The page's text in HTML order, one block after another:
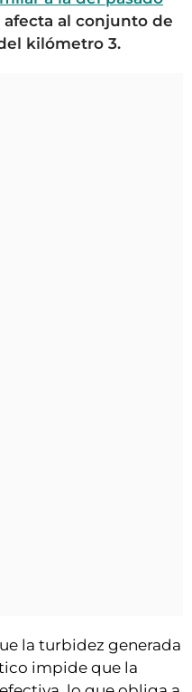
afecta al conjunto de
kilómetro 3.
la turbidez generada
impide que la